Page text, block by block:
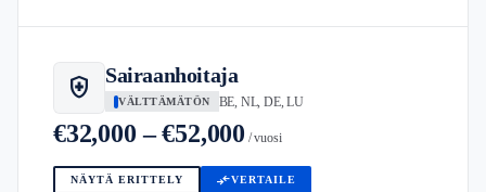
health_and_safety Sairaanhoitaja
VÄLTTÄMÄTÖN BE, NL, DE, LU
€32,000 – €52,000 / vuosi
NÄYTÄ ERITTELY compare_arrowsVERTAILE